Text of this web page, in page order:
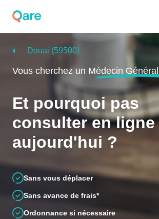
Douai (59500)
Vous cherchez un Médecin
Et pourquoi pas
consulter en ligne
aujourd'hui ?
Sans vous déplacer
Sans avance de frais*
Ordonnance si nécessaire